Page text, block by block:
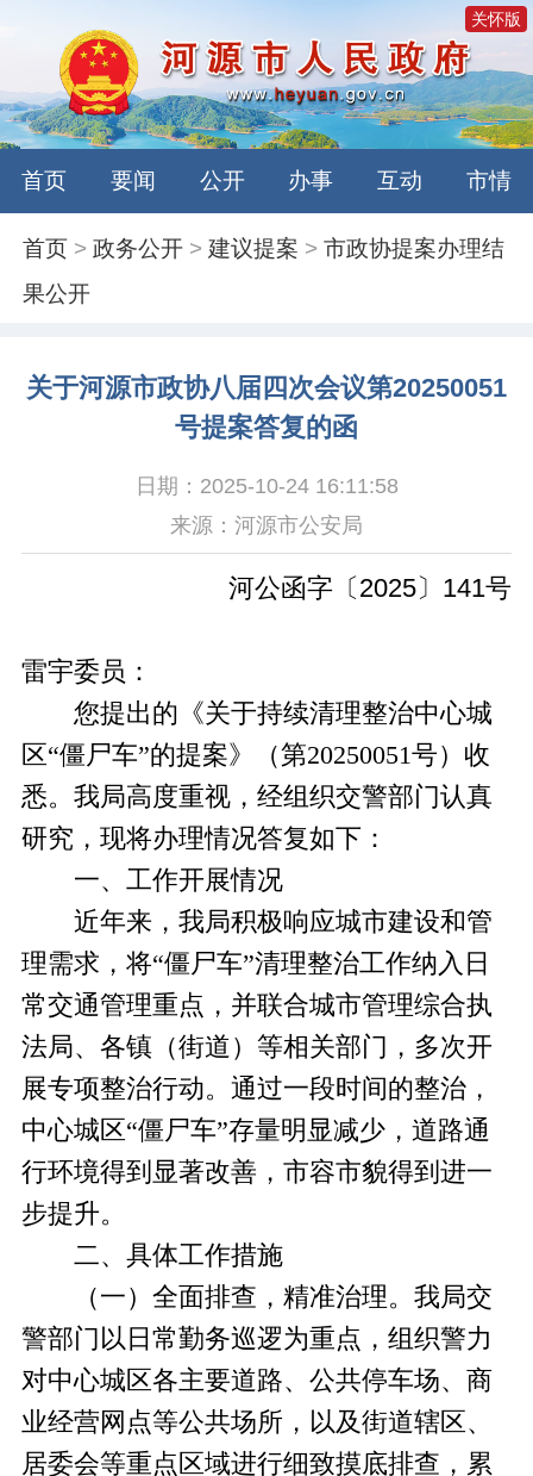
关怀版
首页 要闻 公开 办事 互动 市情
首页 >政务公开 >建议提案 >市政协提案办理结
果公开
关于河源市政协八届四次会议第20250051
号提案答复的函
日期：2025-10-24 16:11:58
来源：河源市公安局
河公函字〔2025〕141号
雷宇委员：
您提出的《关于持续清理整治中心城
区“僵尸车”的提案》（第20250051号）收
悉。我局高度重视，经组织交警部门认真
研究，现将办理情况答复如下：
一、工作开展情况
近年来，我局积极响应城市建设和管
理需求，将“僵尸车”清理整治工作纳入日
常交通管理重点，并联合城市管理综合执
法局、各镇（街道）等相关部门，多次开
展专项整治行动。通过一段时间的整治，
中心城区“僵尸车”存量明显减少，道路通
行环境得到显著改善，市容市貌得到进一
步提升。
二、具体工作措施
（一）全面排查，精准治理。我局交
警部门以日常勤务巡逻为重点，组织警力
对中心城区各主要道路、公共停车场、商
业经营网点等公共场所，以及街道辖区、
居委会等重点区域进行细致摸底排查，累